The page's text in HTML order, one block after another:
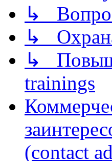
↳
↳
↳
trainings
(contact